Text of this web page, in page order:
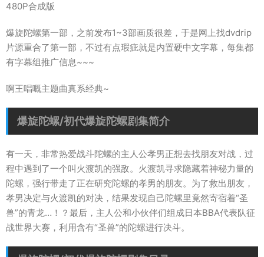
480P合成版
爆旋陀螺第一部，之前发布1~3部画质很差，于是网上找dvdrip
片源重合了第一部，不过有点瑕疵就是内置硬中文字幕，每集都
有字幕组推广信息~~~
啊王唱嘅主题曲真系经典~
爆旋陀螺/初代爆旋陀螺剧集简介
有一天，非常热爱战斗陀螺的主人公孝男正想去找朋友对战，过
程中遇到了一个叫火渡凯的强敌。火渡凯寻求隐藏着神秘力量的
陀螺，强行带走了正在研究陀螺的孝男的朋友。为了救出朋友，
孝男决定与火渡凯的对决，结果发现自己陀螺里竟然寄宿着“圣
兽”的青龙…！？最后，主人公和小伙伴们组成日本BBA代表队征
战世界大赛，利用含有“圣兽”的陀螺进行决斗。